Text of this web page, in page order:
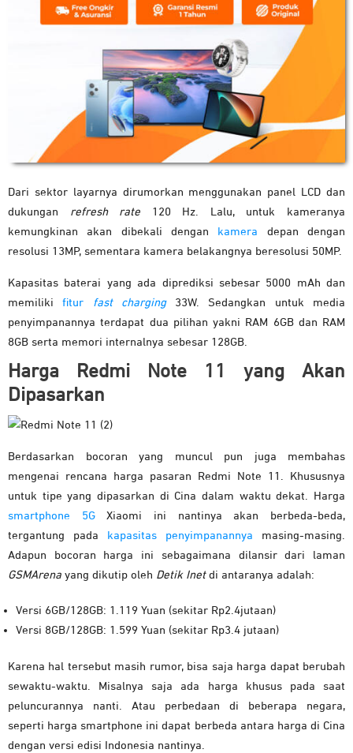
Dari sektor layarnya dirumorkan menggunakan panel LCD dan
dukungan refresh rate 120 Hz. Lalu, untuk kameranya
kemungkinan akan dibekali dengan
kamera depan dengan
resolusi 13MP, sementara kamera belakangnya beresolusi 50MP.
Kapasitas baterai yang ada diprediksi sebesar 5000 mAh dan
memilikifitur fast charging33W. Sedangkan untuk media
penyimpanannya terdapat dua pilihan yakni RAM 6GB dan RAM
8GB serta memori internalnya sebesar 128GB.
Harga Redmi Note 11 yang Akan
Dipasarkan
Berdasarkan bocoran yang muncul pun juga membahas
mengenai rencana harga pasaran Redmi Note 11. Khususnya
untuk tipe yang dipasarkan di Cina dalam waktu dekat. Harga
smartphone 5GXiaomi ini nantinya akan berbeda-beda,
tergantung pada
kapasitas penyimpanannya masing-masing.
Adapun bocoran harga ini sebagaimana dilansir dari laman
GSMArena yang dikutip oleh Detik Inet di antaranya adalah:
Versi 6GB/128GB: 1.119 Yuan (sekitar Rp2.4jutaan)
Versi 8GB/128GB: 1.599 Yuan (sekitar Rp3.4 jutaan)
Karena hal tersebut masih rumor, bisa saja harga dapat berubah
sewaktu-waktu. Misalnya saja ada harga khusus pada saat
peluncurannya nanti. Atau perbedaan di beberapa negara,
seperti harga smartphone ini dapat berbeda antara harga di Cina
dengan versi edisi Indonesia nantinya.